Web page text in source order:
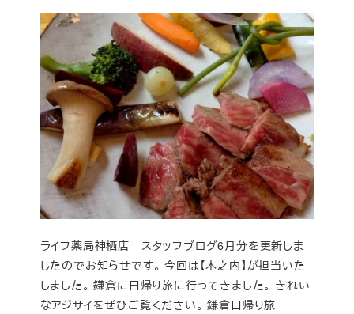
ライフ薬局神栖店 スタッフブログ6月分を更新しま
したのでお知らせです。 今回は【木之内】が担当いた
しました。 鎌倉に日帰り旅に行ってきました。 きれい
なアジサイをぜひご覧ください。 鎌倉日帰り旅